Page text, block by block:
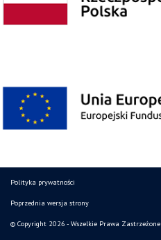
Polityka prywatności
Poprzednia wersja strony
© Copyright 2026 - Wszelkie Prawa Zastrzeżone